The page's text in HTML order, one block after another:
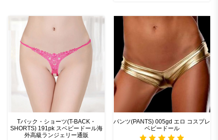
Tバック・ショーツ(T-BACK・
SHORTS) 191pk スベビードール海
外高級ランジェリー通販
パンツ(PANTS) 005gd エロ コスプレ
ベビードール